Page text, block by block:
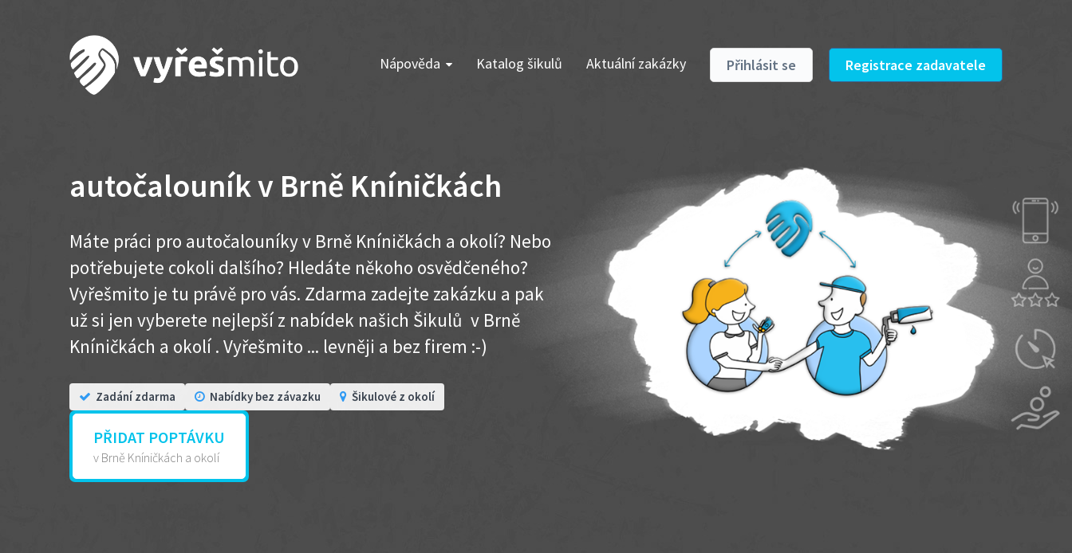
Nápověda Katalog šikulů Aktuální zakázky Přihlásit se Registrace zadavatele
autočalouník v Brně Kníničkách
Máte práci pro autočalouníky v Brně Kníničkách a okolí? Nebo
potřebujete cokoli dalšího? Hledáte někoho osvědčeného?
Vyřešmito je tu právě pro vás. Zdarma zadejte zakázku a pak
už si jen vyberete nejlepší z nabídek našich Šikulů v Brně
Kníničkách a okolí . Vyřešmito ... levněji a bez firem :-)
Zadání zdarma Nabídky bez závazku Šikulové z okolí
PŘIDAT POPTÁVKU
v Brně Kníničkách a okolí